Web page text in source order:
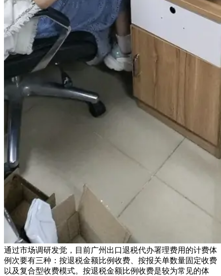
通过市场调研发觉，目前广州出口退税代办署理费用的计费体
例次要有三种：按退税金额比例收费、按报关单数量固定收费
以及复合型收费模式。按退税金额比例收费是较为常见的体